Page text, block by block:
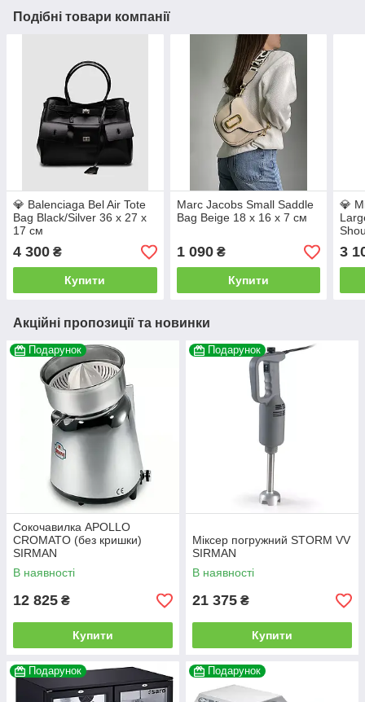
Подібні товари компанії
💎 Balenciaga Bel Air Tote
Bag Black/Silver 36 х 27 х
17 см
4 300 ₴
Купити
Marc Jacobs Small Saddle
Bag Beige 18 х 16 х 7 см
1 090₴
Купити
💎
15
3
Акційні пропозиції та новинки
Подарунок
Сокочавилка APOLLO
CROMATO (без кришки)
SIRMAN
В наявності
12 825 ₴
Купити
Подарунок
Міксер погружний STORM VV
SIRMAN
В наявності
21 375 ₴
Купити
Подарунок Подарунок